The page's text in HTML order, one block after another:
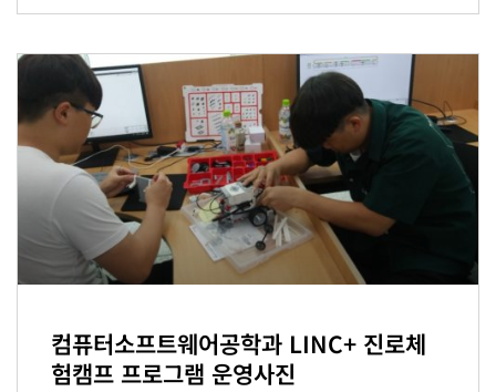
컴퓨터소프트웨어공학과 LINC+ 진로체
험캠프 프로그램 운영사진